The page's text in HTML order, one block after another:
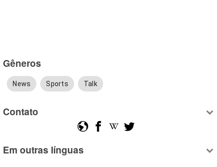
Gêneros
News Sports Talk
Contato
Em outras línguas